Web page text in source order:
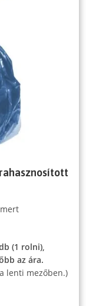
(1 rolni),
az ára.
a lenti mezőben.)